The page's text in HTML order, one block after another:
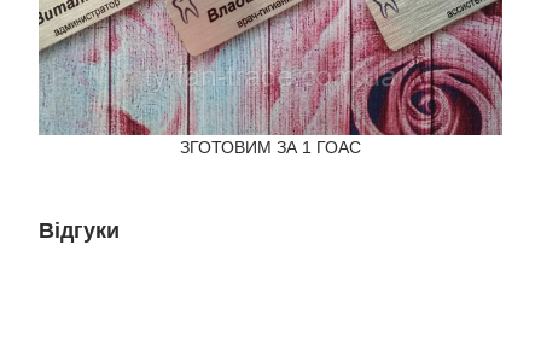
ЗГОТОВИМ ЗА 1 ГОАС
Відгуки